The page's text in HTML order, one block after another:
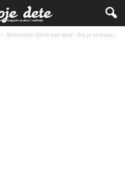
Deformiteti kičme kod dece – šta je skolioza i